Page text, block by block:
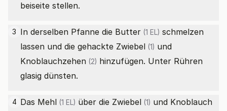
beiseite stellen.
3 In derselben Pfanne die Butter (1 EL) schmelzen
lassen und die gehackte Zwiebel (1) und
Knoblauchzehen (2) hinzufügen. Unter Rühren
glasig dünsten.
4 Das Mehl (1 EL) über die Zwiebel (1) und Knoblauch